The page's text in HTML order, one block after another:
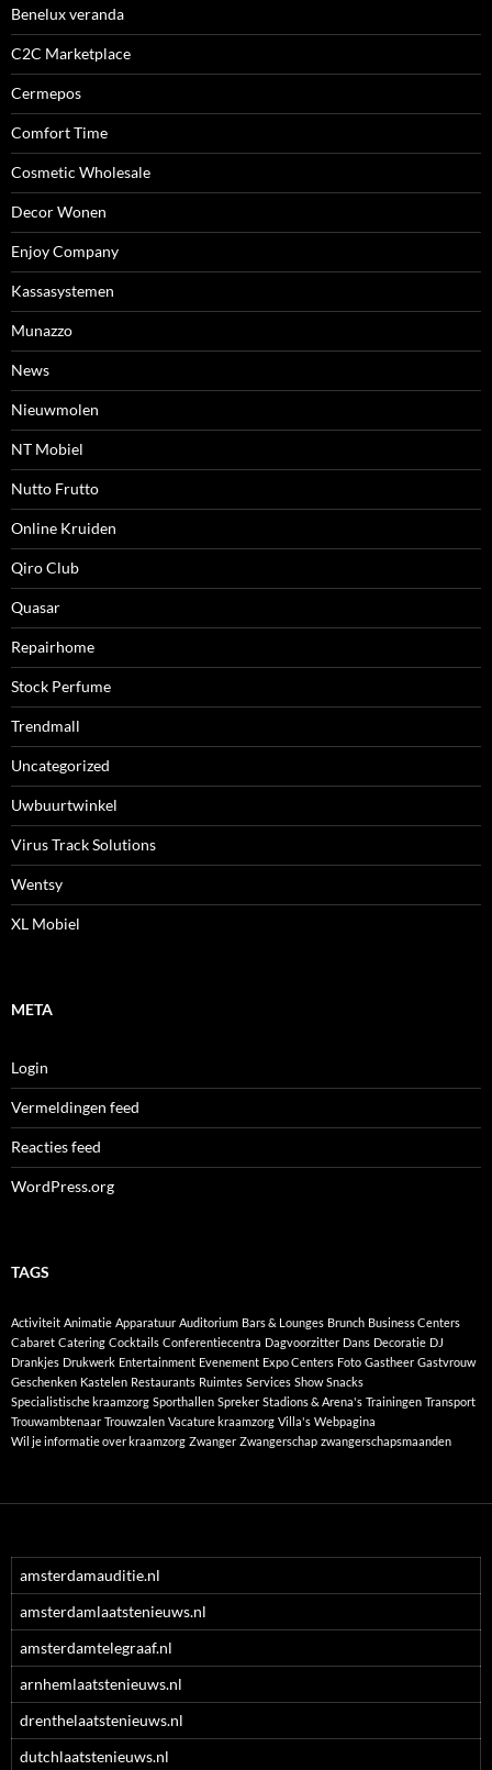
Benelux veranda
C2C Marketplace
Cermepos
Comfort Time
Cosmetic Wholesale
Decor Wonen
Enjoy Company
Kassasystemen
Munazzo
News
Nieuwmolen
NT Mobiel
Nutto Frutto
Online Kruiden
Qiro Club
Quasar
Repairhome
Stock Perfume
Trendmall
Uncategorized
Uwbuurtwinkel
Virus Track Solutions
Wentsy
XL Mobiel
META
Login
Vermeldingen feed
Reacties feed
WordPress.org
TAGS
Activiteit Animatie Apparatuur Auditorium Bars & Lounges Brunch Business Centers
Cabaret Catering Cocktails Conferentiecentra Dagvoorzitter Dans Decoratie DJ
Drankjes Drukwerk Entertainment Evenement Expo Centers Foto Gastheer Gastvrouw
Geschenken Kastelen Restaurants Ruimtes Services Show Snacks
Specialistische kraamzorg Sporthallen Spreker Stadions & Arena's Trainingen Transport
Trouwambtenaar Trouwzalen Vacature kraamzorg Villa's Webpagina
Wil je informatie over kraamzorg Zwanger Zwangerschap zwangerschapsmaanden
amsterdamauditie.nl
amsterdamlaatstenieuws.nl
amsterdamtelegraaf.nl
arnhemlaatstenieuws.nl
drenthelaatstenieuws.nl
dutchlaatstenieuws.nl